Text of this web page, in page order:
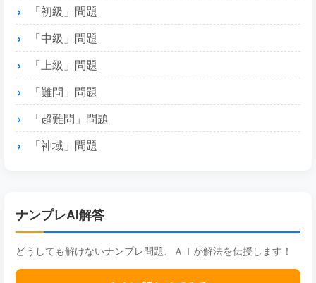
「初級」問題
「中級」問題
「上級」問題
「難問」問題
「超難問」問題
「神域」問題
ナンプレAI解答
どうしても解けないナンプレ問題、ＡＩが解法を伝授します！